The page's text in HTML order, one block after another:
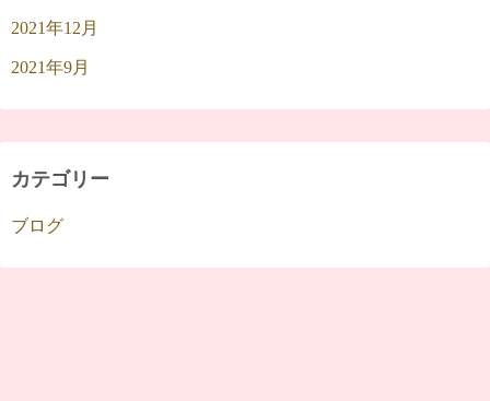
2021年12月
2021年9月
カテゴリー
ブログ